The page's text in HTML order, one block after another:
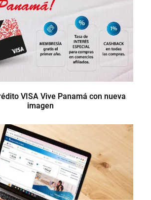
VISA Vive Panamá con nueva
imagen